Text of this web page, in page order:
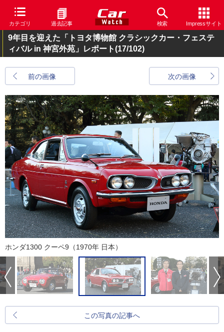
カテゴリ 過去記事 検索 Impressサイト
9年目を迎えた「トヨタ博物館 クラシックカー・フェステ
ィバル in 神宮外苑」レポート(17/102)
前の画像 次の画像
ホンダ1300 クーペ9（1970年 日本）
この写真の記事へ